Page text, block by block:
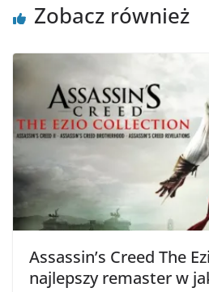
Zobacz również
Assassin’s Creed The
najlepszy remaster w